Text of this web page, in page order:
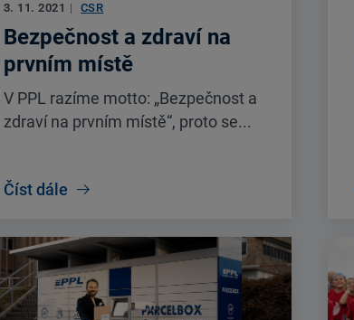
3. 11. 2021 | CSR
Bezpečnost a zdraví na
prvním místě
V PPL razíme motto: „Bezpečnost a
zdraví na prvním místě“, proto se...
Číst dále